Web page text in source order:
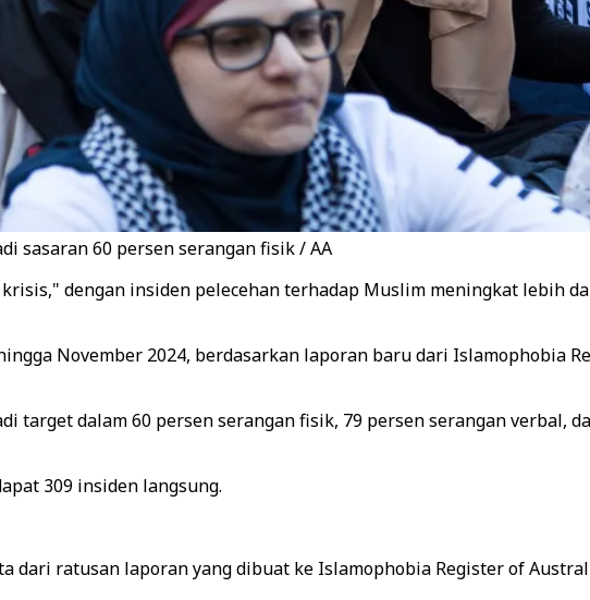
sasaran 60 persen serangan fisik / AA
dengan insiden pelecehan terhadap Muslim meningkat lebih
November 2024, berdasarkan laporan baru dari Islamophobia
dalam 60 persen serangan fisik, 79 persen serangan verbal,
309 insiden langsung.
ratusan laporan yang dibuat ke Islamophobia Register of